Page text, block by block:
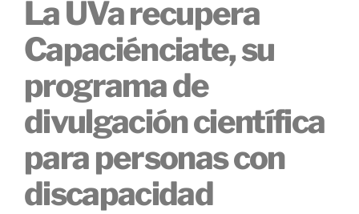
La UVa recupera
Capaciénciate, su
programa de
divulgación científica
para personas con
discapacidad